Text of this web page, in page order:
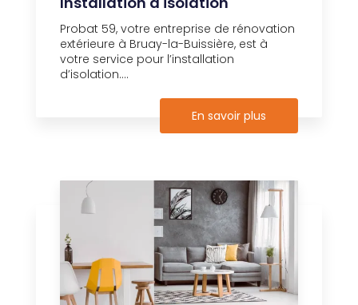
Probat 59, votre entreprise de rénovation
extérieure à Bruay-la-Buissière, est à
votre service pour l’installation
d’isolation....
En savoir plus